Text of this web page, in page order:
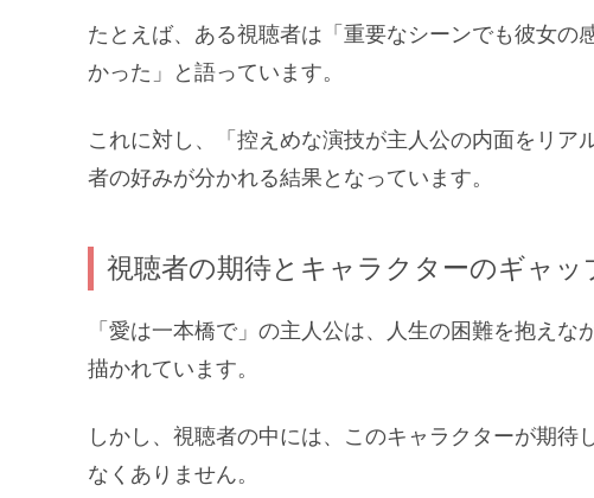
たとえば、ある視聴者は「重要なシーンでも彼女の
かった」と語っています。
これに対し、「控えめな演技が主人公の内面をリ
者の好みが分かれる結果となっています。
視聴者の期待とキャラクターのギャッ
「愛は一本橋で」の主人公は、人生の困難を抱え
描かれています。
しかし、視聴者の中には、このキャラクターが期
なくありません。